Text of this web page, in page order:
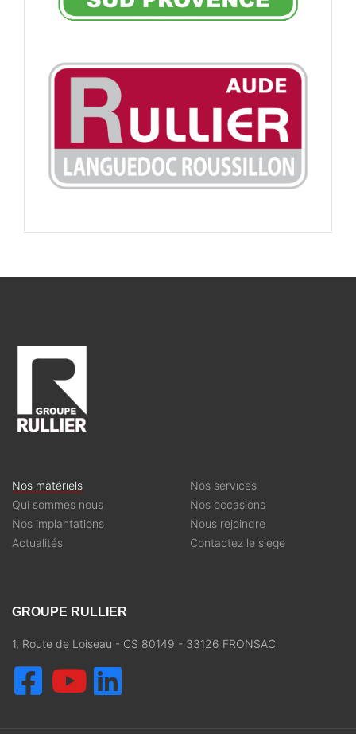
Nos matériels
Qui sommes nous
Nos implantations
Actualités
Nos services
Nos occasions
Nous rejoindre
Contactez le siege
GROUPE RULLIER
1, Route de Loiseau - CS 80149 - 33126 FRONSAC